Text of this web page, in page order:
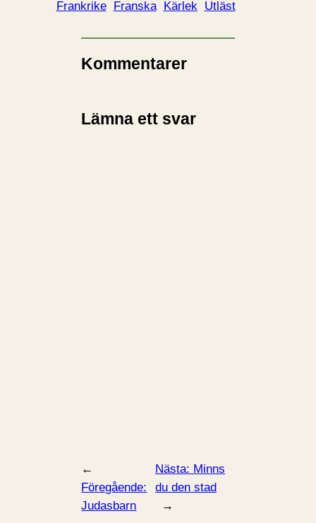
Frankrike Franska Kärlek Utläst
Kommentarer
Lämna ett svar
←
Föregående:
Judasbarn
Nästa: Minns
du den stad
→